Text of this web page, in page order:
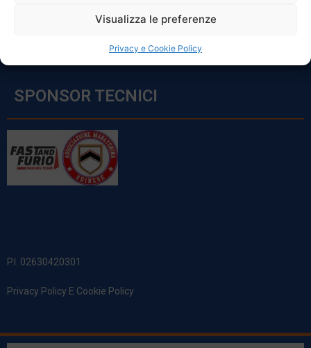
Visualizza le preferenze
Privacy e Cookie Policy
Sabato: 8:00 – 12:00
SPONSOR TECNICI
P.I. 02630420301
Privacy Policy E Cookie Policy